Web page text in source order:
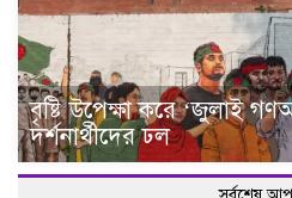
বৃষ্টি উপেক্ষা করে ‘জুলাই
দর্শনার্থীদের ঢল